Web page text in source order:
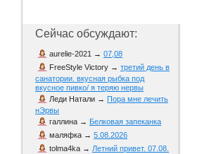
Сейчас обсуждают:
aurelie-2021 → 07,08
FreeStyle Victory → третий день в
санатории. вкусная рыбка под
вкусное пивко/ я теряю нервы
Леди Натали → Пора мне лечить
нЭрвы
галлина → Белковая запеканка
маляфка → 5.08.2026
tolma4ka → Летний привет. 07.08.